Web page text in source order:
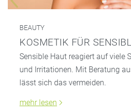
BEAUTY
KOSMETIK FÜR
Sensible Haut reagiert auf viele
und Irritationen. Mit Beratung
lässt sich das vermeiden.
mehr lesen